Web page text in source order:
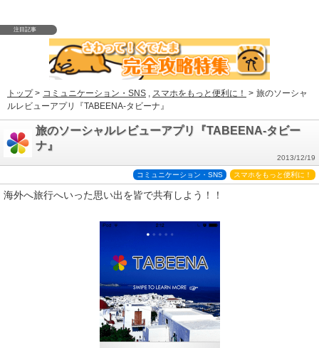
注目記事
トップ> コミュニケーション・SNS , スマホをもっと便利に！ > 旅のソーシャ
ルレビューアプリ『TABEENA-タビーナ』
旅のソーシャルレビューアプリ『TABEENA-タビー
ナ』
2013/12/19
スマホをもっと便利に！
コミュニケーション・SNS
海外へ旅行へいった思い出を皆で共有しよう！！